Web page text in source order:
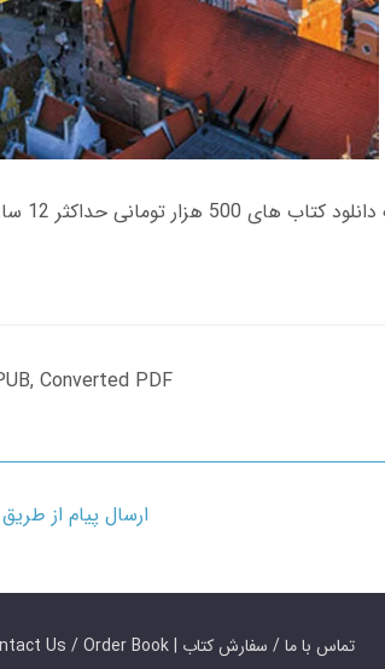
زمان تحویل
Converted PDF
ارسال پیام از طریق ایتا:
Contact Us / Order Book | تماس با ما / سفارش کتاب